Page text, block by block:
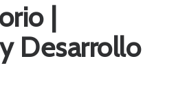
|
Desarrollo